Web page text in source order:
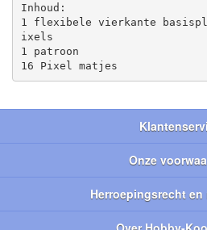
Inhoud:
1 flexibele vierkante
ixels
1 patroon
Onze
Herroepingsrecht en